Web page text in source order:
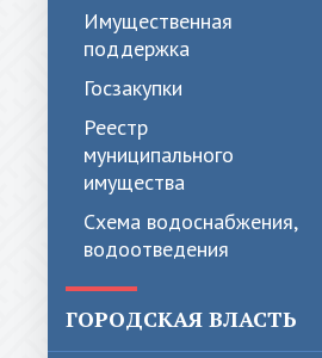
Имущественная
поддержка
Госзакупки
Реестр
муниципального
имущества
Схема водоснабжения,
водоотведения
ГОРОДСКАЯ ВЛАСТЬ